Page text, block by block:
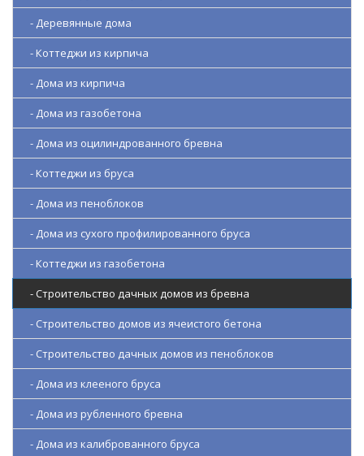
- Деревянные дома
- Коттеджи из кирпича
- Дома из кирпича
- Дома из газобетона
- Дома из оцилиндрованного бревна
- Коттеджи из бруса
- Дома из пеноблоков
- Дома из сухого профилированного бруса
- Коттеджи из газобетона
- Строительство дачных домов из бревна
- Строительство домов из ячеистого бетона
- Строительство дачных домов из пеноблоков
- Дома из клееного бруса
- Дома из рубленного бревна
- Дома из калиброванного бруса